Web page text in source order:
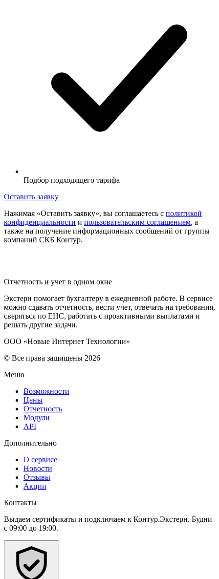
Подбор подходящего тарифа
Оставить заявку
Нажимая «Оставить заявку», вы соглашаетесь с политикой
конфиденциальности и пользовательским соглашением, а
также на получение информационных сообщений от группы
компаний СКБ Контур.
Отчетность и учет в одном окне
Экстерн помогает бухгалтеру в ежедневной работе. В сервисе
можно сдавать отчетность, вести учет, отвечать на требования,
сверяться по ЕНС, работать с проактивными выплатами и
решать другие задачи.
ООО «Новые Интернет Технологии»
© Все права защищены 2026
Меню
Возможности
Цены
Отчетность
Модули
API
Дополнительно
О сервисе
Новости
Отзывы
Акции
Контакты
Выдаем сертификаты и подключаем к Контур.Экстерн. Будни
с 09:00 до 19:00.